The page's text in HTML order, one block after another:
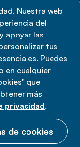
Nuestra web
del
apoyar las
tus
Puedes
en cualquier
que
más
privacidad.
de cookies